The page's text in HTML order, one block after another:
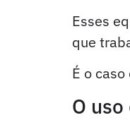
Esses
que
É o
O